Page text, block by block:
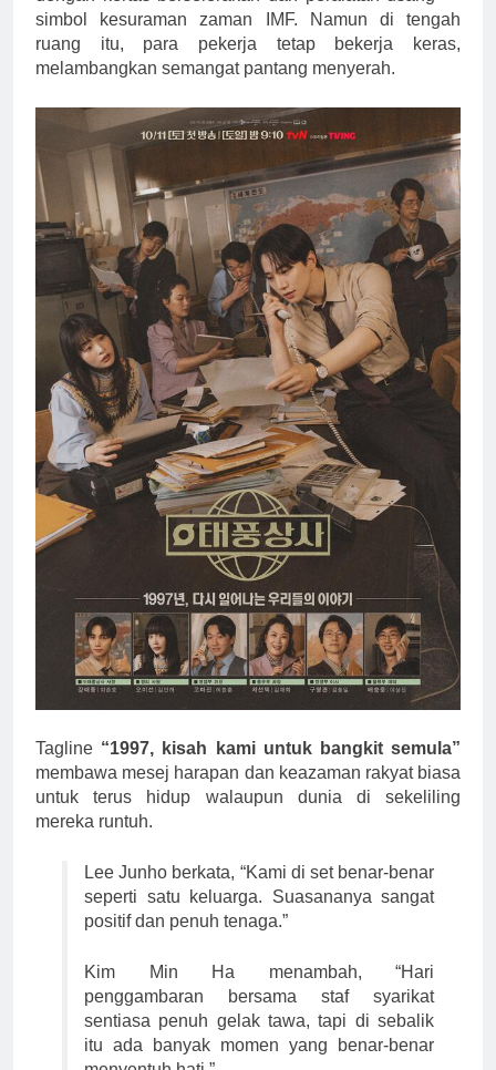
simbol kesuraman zaman IMF. Namun di tengah
ruang itu, para pekerja tetap bekerja keras,
melambangkan semangat pantang menyerah.
Tagline “1997, kisah kami untuk bangkit semula”
membawa mesej harapan dan keazaman rakyat biasa
untuk terus hidup walaupun dunia di sekeliling
mereka runtuh.
Lee Junho berkata, “Kami di set benar-benar
seperti satu keluarga. Suasananya sangat
positif dan penuh tenaga.”
Kim Min Ha menambah, “Hari
penggambaran bersama staf syarikat
sentiasa penuh gelak tawa, tapi di sebalik
itu ada banyak momen yang benar-benar